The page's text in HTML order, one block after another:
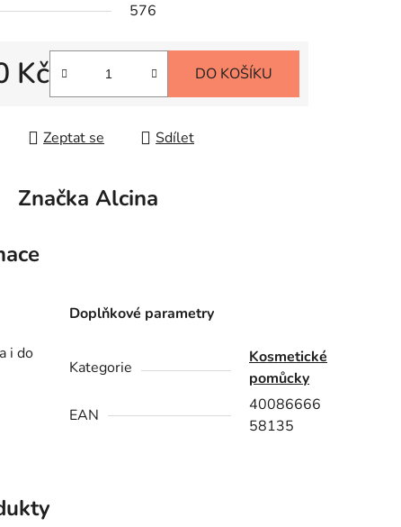
576
Kč DO KOŠÍKU
Zeptat se Sdílet
Značka Alcina
i do
Doplňkové parametry
Kategorie
Kosmetické
pomůcky
EAN
40086666
58135